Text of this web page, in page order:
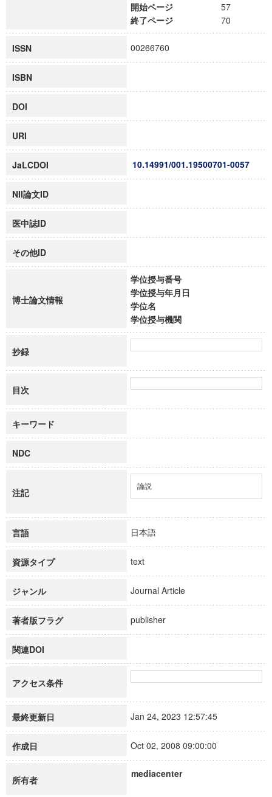
開始ページ
57
終了ページ
70
ISSN 00266760
ISBN
DOI
URI
JaLCDOI 10.14991/001.19500701-0057
NII論文ID
医中誌ID
その他ID
博士論文情報
学位授与番号
学位授与年月日
学位名
学位授与機関
抄録
目次
キーワード
NDC
注記
論説
言語 日本語
資源タイプ text
ジャンル Journal Article
著者版フラグ publisher
関連DOI
アクセス条件
最終更新日 Jan 24, 2023 12:57:45
作成日 Oct 02, 2008 09:00:00
所有者
mediacenter